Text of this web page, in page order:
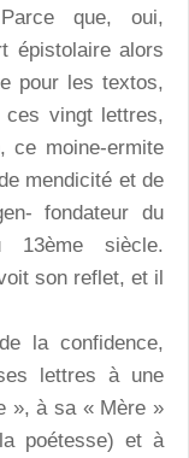
que, oui,
épistolaire alors
pour les textos,
vingt lettres,
ce moine-ermite
mendicité et de
fondateur du
13ème siècle.
son reflet, et il
la confidence,
lettres à une
», à sa « Mère »
poétesse) et à